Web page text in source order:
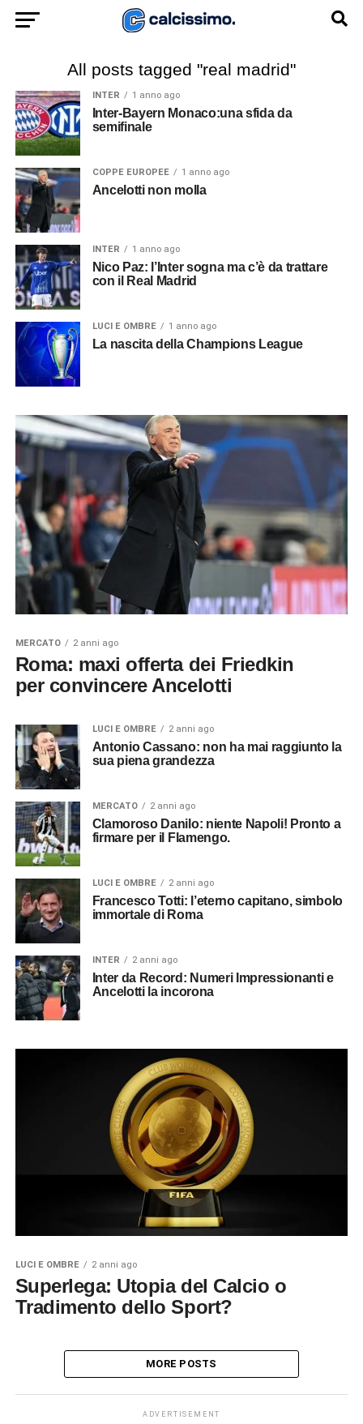
All posts tagged "real madrid"
INTER 1 anno ago
Inter-Bayern Monaco:una sfida da
semifinale
COPPE EUROPEE 1 anno ago
Ancelotti non molla
INTER 1 anno ago
Nico Paz: l’Inter sogna ma c’è da trattare
con il Real Madrid
LUCI E OMBRE 1 anno ago
La nascita della Champions League
MERCATO 2 anni ago
Roma: maxi offerta dei Friedkin
per convincere Ancelotti
LUCI E OMBRE 2 anni ago
Antonio Cassano: non ha mai raggiunto la
sua piena grandezza
MERCATO 2 anni ago
Clamoroso Danilo: niente Napoli! Pronto a
firmare per il Flamengo.
LUCI E OMBRE 2 anni ago
Francesco Totti: l’eterno capitano, simbolo
immortale di Roma
INTER 2 anni ago
Inter da Record: Numeri Impressionanti e
Ancelotti la incorona
LUCI E OMBRE 2 anni ago
Superlega: Utopia del Calcio o
Tradimento dello Sport?
MORE POSTS
ADVERTISEMENT